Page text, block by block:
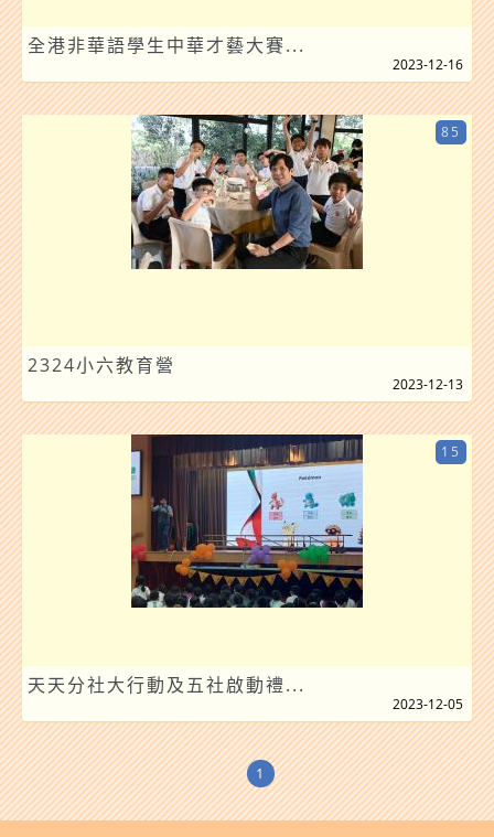
全港非華語學生中華才藝大賽...
2023-12-16
2324小六教育營
85
2023-12-13
天天分社大行動及五社啟動禮...
15
2023-12-05
1